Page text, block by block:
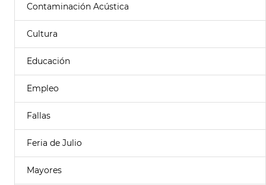
Contaminación Acústica
Cultura
Educación
Empleo
Fallas
Feria de Julio
Mayores